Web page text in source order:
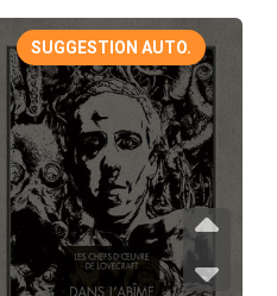
SUGGESTION AUTO.